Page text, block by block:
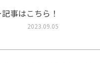
事はこちら！
2023.09.05